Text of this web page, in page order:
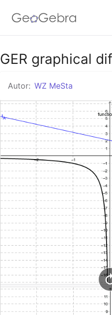
Google Classroom
GeoGebra Classroom
GER graphical
Autor: WZ MeSta